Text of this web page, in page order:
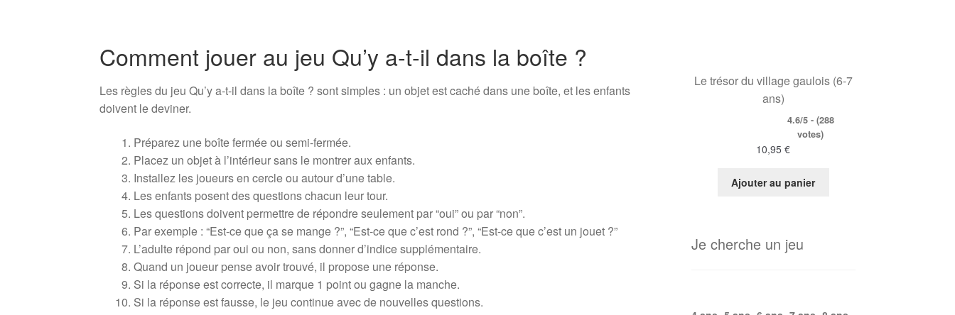
Comment jouer au jeu Qu’y a-t-il dans la boîte ?
Les règles du jeu Qu’y a-t-il dans la boîte ? sont simples : un objet est caché dans une boîte, et les enfants
doivent le deviner.
Préparez une boîte fermée ou semi-fermée.
Placez un objet à l’intérieur sans le montrer aux enfants.
Installez les joueurs en cercle ou autour d’une table.
Les enfants posent des questions chacun leur tour.
Les questions doivent permettre de répondre seulement par “oui” ou par “non”.
Par exemple : “Est-ce que ça se mange ?”, “Est-ce que c’est rond ?”, “Est-ce que c’est un jouet ?”
L’adulte répond par oui ou non, sans donner d’indice supplémentaire.
Quand un joueur pense avoir trouvé, il propose une réponse.
Si la réponse est correcte, il marque 1 point ou gagne la manche.
Si la réponse est fausse, le jeu continue avec de nouvelles questions.
Le trésor du village gaulois (6-7
ans)
4.6/5 - (288
votes)
10,95€
Ajouter au panier
Je cherche un jeu